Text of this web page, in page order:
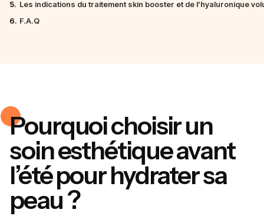
5. Les indications du traitement skin booster et de l’hyaluronique
6. F.A.Q
Pourquoi choisir un
soin esthétique avant
l’été pour hydrater sa
peau ?